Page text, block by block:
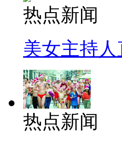
热点新闻
美女主持
热点新闻